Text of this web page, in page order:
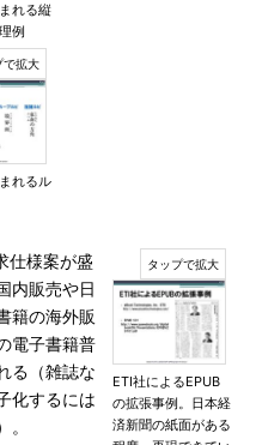
れる縦
例
れるル
ETI社によるEPUB
の拡張事例。日本経
済新聞の紙面がある
仕様案が盛
内販売や日
籍の海外販
電子書籍普
る（雑誌な
化するには